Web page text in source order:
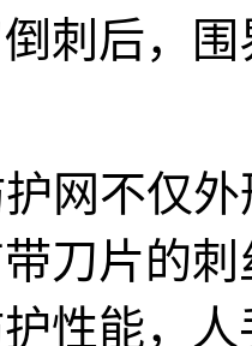
刺后，
网不仅外
刀片的
性能，